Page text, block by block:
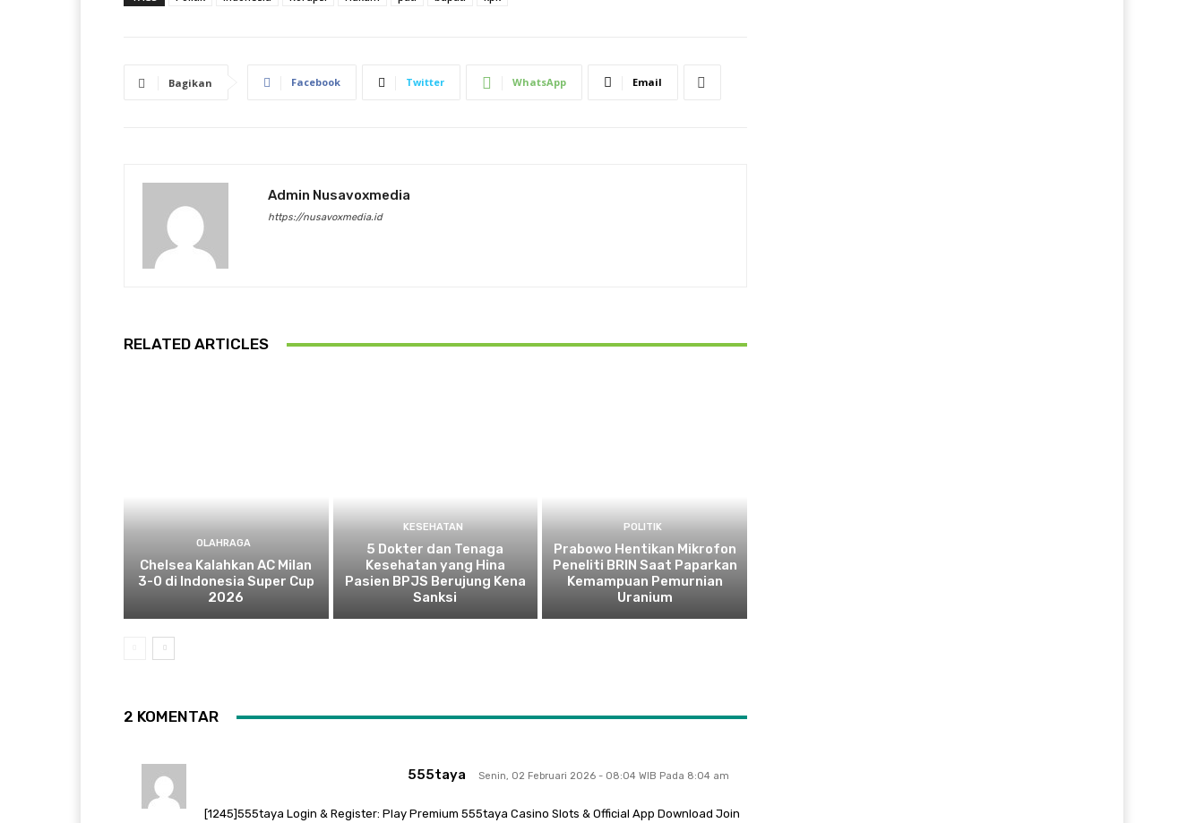
Bagikan Facebook Twitter WhatsApp Email
Admin Nusavoxmedia
https://nusavoxmedia.id
RELATED ARTICLES
OLAHRAGA
Chelsea Kalahkan AC Milan
3-0 di Indonesia Super Cup
2026
KESEHATAN
5 Dokter dan Tenaga
Kesehatan yang Hina
Pasien BPJS Berujung Kena
Sanksi
POLITIK
Prabowo Hentikan Mikrofon
Peneliti BRIN Saat Paparkan
Kemampuan Pemurnian
Uranium
2 KOMENTAR
555taya Senin, 02 Februari 2026 - 08:04 WIB Pada 8:04 am
[1245]555taya Login & Register: Play Premium 555taya Casino Slots & Official App Download Join